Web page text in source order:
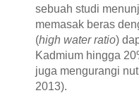
sebuah studi
memasak beras
(high water ratio)
Kadmium hingga
juga mengurangi
2013).